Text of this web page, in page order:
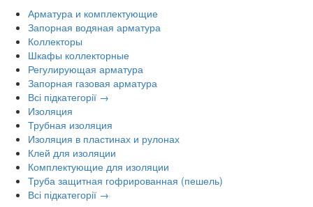
Арматура и комплектующие
Запорная водяная арматура
Коллекторы
Шкафы коллекторные
Регулирующая арматура
Запорная газовая арматура
Всі підкатегорії →
Изоляция
Трубная изоляция
Изоляция в пластинах и рулонах
Клей для изоляции
Комплектующие для изоляции
Труба защитная гофрированная (пешель)
Всі підкатегорії →